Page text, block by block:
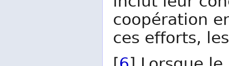
coopération
ces efforts,